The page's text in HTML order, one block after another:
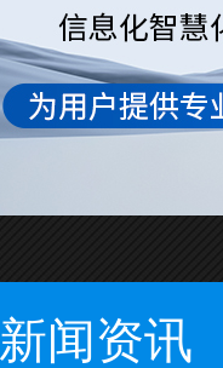
新闻资讯